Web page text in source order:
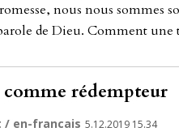
nous nous som­mes
de Dieu. Com­ment une
rédempteur
/ en-francais 5.12.2019 15.34